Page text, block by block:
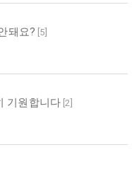
돼요? 5
기원합니다 [2